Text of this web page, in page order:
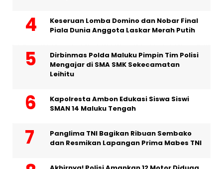
Keseruan Lomba Domino dan Nobar Final
Piala Dunia Anggota Laskar Merah Putih
Dirbinmas Polda Maluku Pimpin Tim Polisi
Mengajar di SMA SMK Sekecamatan
Leihitu
Kapolresta Ambon Edukasi Siswa Siswi
SMAN 14 Maluku Tengah
Panglima TNI Bagikan Ribuan Sembako
dan Resmikan Lapangan Prima Mabes TNI